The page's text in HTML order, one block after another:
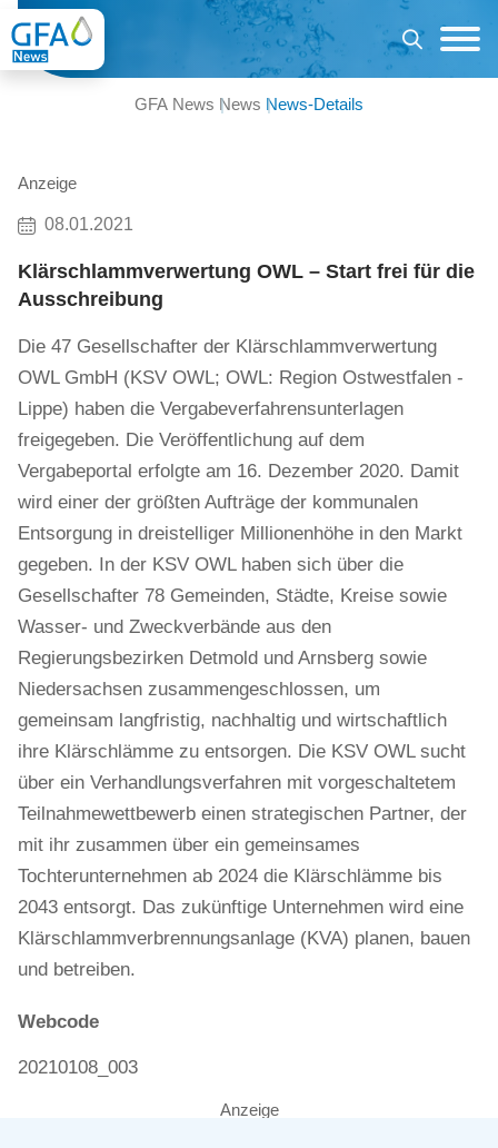
GFA News News News-Details
Anzeige
08.01.2021
Klärschlammverwertung OWL – Start frei für die
Ausschreibung
Die 47 Gesellschafter der Klärschlammverwertung
OWL GmbH (KSV OWL; OWL: Region Ostwestfalen -
Lippe) haben die Vergabeverfahrensunterlagen
freigegeben. Die Veröffentlichung auf dem
Vergabeportal erfolgte am 16. Dezember 2020. Damit
wird einer der größten Aufträge der kommunalen
Entsorgung in dreistelliger Millionenhöhe in den Markt
gegeben. In der KSV OWL haben sich über die
Gesellschafter 78 Gemeinden, Städte, Kreise sowie
Wasser- und Zweckverbände aus den
Regierungsbezirken Detmold und Arnsberg sowie
Niedersachsen zusammengeschlossen, um
gemeinsam langfristig, nachhaltig und wirtschaftlich
ihre Klärschlämme zu entsorgen. Die KSV OWL sucht
über ein Verhandlungsverfahren mit vorgeschaltetem
Teilnahmewettbewerb einen strategischen Partner, der
mit ihr zusammen über ein gemeinsames
Tochterunternehmen ab 2024 die Klärschlämme bis
2043 entsorgt. Das zukünftige Unternehmen wird eine
Klärschlammverbrennungsanlage (KVA) planen, bauen
und betreiben.
Webcode
20210108_003
Anzeige